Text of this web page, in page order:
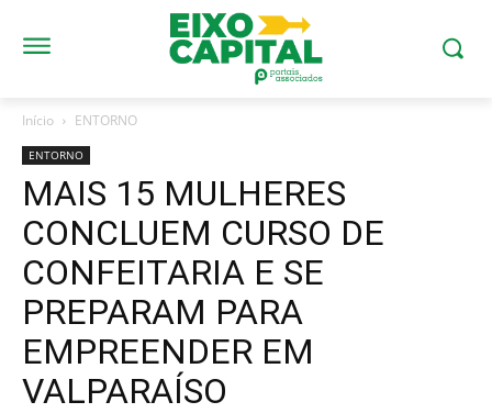
Início ENTORNO
ENTORNO
MAIS 15 MULHERES
CONCLUEM CURSO DE
CONFEITARIA E SE
PREPARAM PARA
EMPREENDER EM
VALPARAÍSO